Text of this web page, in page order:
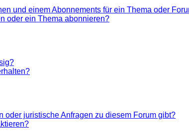
und einem Abonnements für ein Thema oder
oder ein Thema abonnieren?
juristische Anfragen zu diesem Forum gibt?